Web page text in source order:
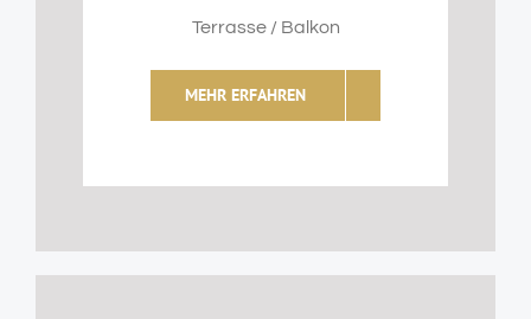
Terrasse / Balkon
MEHR ERFAHREN